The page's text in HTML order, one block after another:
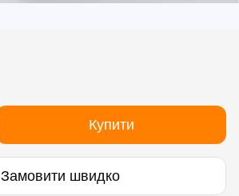
Купити
Замовити швидко